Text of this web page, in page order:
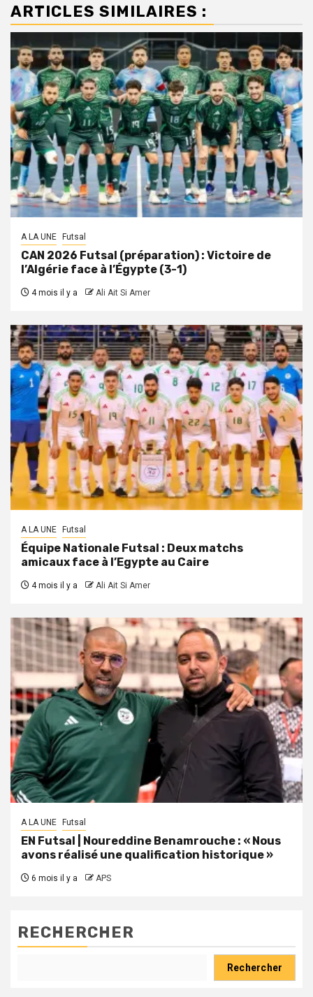
ARTICLES SIMILAIRES :
A LA UNE Futsal
CAN 2026 Futsal (préparation) : Victoire de
l’Algérie face à l’Égypte (3-1)
4 mois il y a Ali Ait Si Amer
A LA UNE Futsal
Équipe Nationale Futsal : Deux matchs
amicaux face à l’Egypte au Caire
4 mois il y a Ali Ait Si Amer
A LA UNE Futsal
EN Futsal | Noureddine Benamrouche : « Nous
avons réalisé une qualification historique »
6 mois il y a APS
RECHERCHER
Rechercher